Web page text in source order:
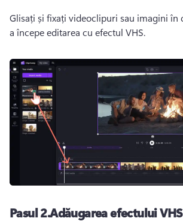
Glisați și fixați videoclipuri sau imagini în
a începe editarea cu efectul VHS.
Pasul 2.Adăugarea efectului